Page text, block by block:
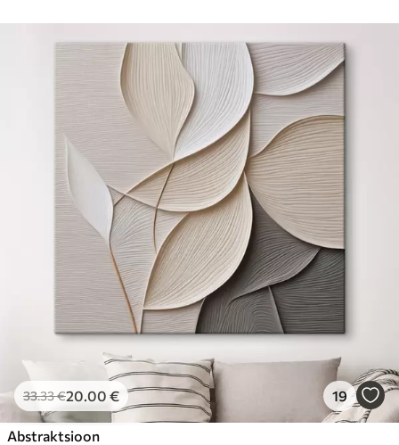
Premium
Eco-Premium
Hind Alates .00
33.33€20.00 € 19
Abstraktsioon